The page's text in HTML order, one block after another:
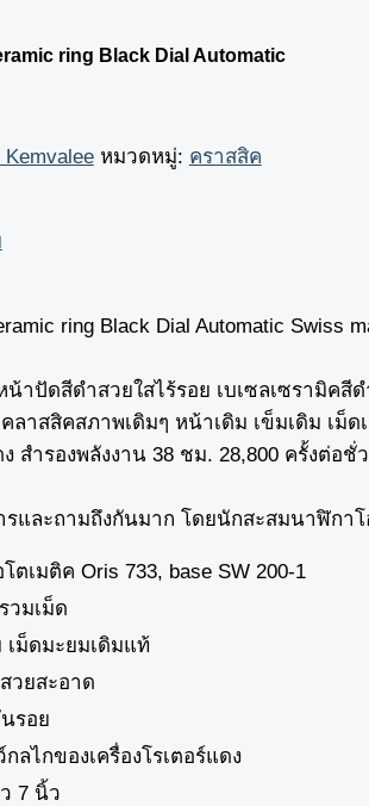
ring Black Dial Automatic
Kemvalee หมวดหมู่: คราสสิค
ring Black Dial Automatic
น้าปัดสีดำสวยใสไร้รอย เบเซลเซรามิค
าสสิคสภาพเดิมๆ หน้าเดิม เข็มเดิม เม็ด
ง สำรองพลังงาน 38 ชม. 28,800 ครั้งต่อ
และถามถึงกันมาก โดยนักสะสมนาฬิกา
ตเมติค Oris 733, base SW 200-1
มเม็ด
ม็ดมะยมเดิมแท้
วยสะอาด
รอย
ลไกของเครื่องโรเตอร์แดง
7 นิ้ว